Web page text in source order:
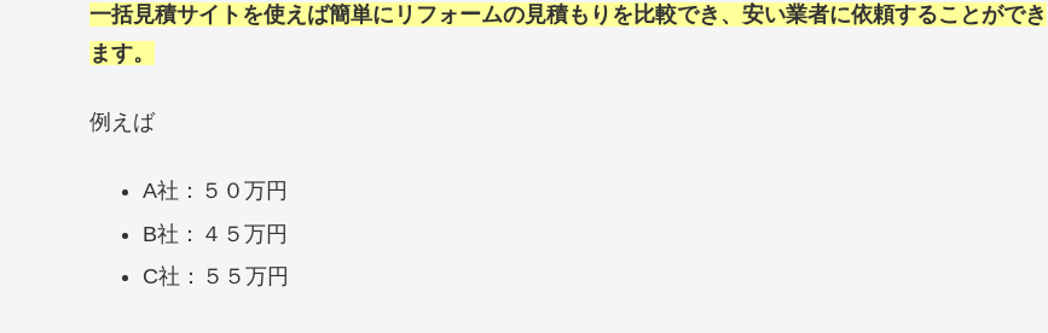
一括見積サイトを使えば簡単にリフォームの見積もりを比較でき、安い業者に依頼することができ
ます。
例えば
A社：５０万円
B社：４５万円
C社：５５万円